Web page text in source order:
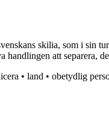
skilia, som i sin
handlingen att separera,
• land • obetydlig